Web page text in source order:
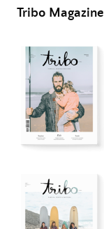
Tribo Magazine